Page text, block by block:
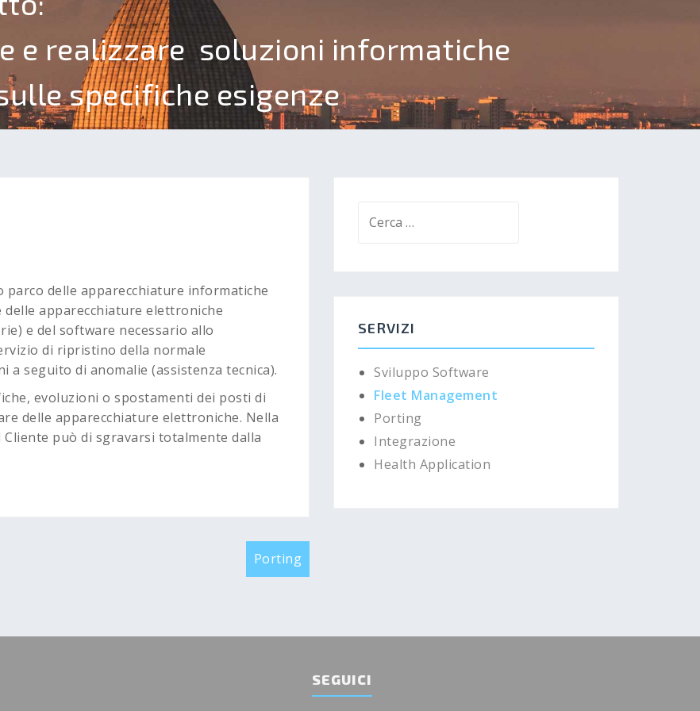
e realizzare soluzioni informatiche
specifiche esigenze
parco delle apparecchiature informatiche
apparecchiature elettroniche
e del software necessario allo
di ripristino della normale
seguito di anomalie (assistenza tecnica).
evoluzioni o spostamenti dei posti di
delle apparecchiature elettroniche. Nella
può di sgravarsi totalmente dalla
Porting
per:
SERVIZI
Sviluppo Software
Fleet Management
Porting
Integrazione
Health Application
SEGUICI